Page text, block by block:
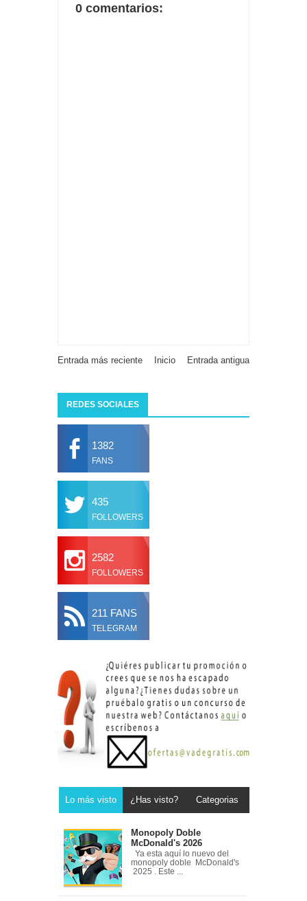
0 comentarios:
Entrada más reciente Entrada antigua
Inicio
REDES SOCIALES
1382
FANS
435
FOLLOWERS
2582
FOLLOWERS
211 FANS
TELEGRAM
Lo más visto ¿Has visto? Categorias
Monopoly Doble
McDonald's 2026
Ya esta aquí lo nuevo del
monopoly doble McDonald's
2025 . Este ...